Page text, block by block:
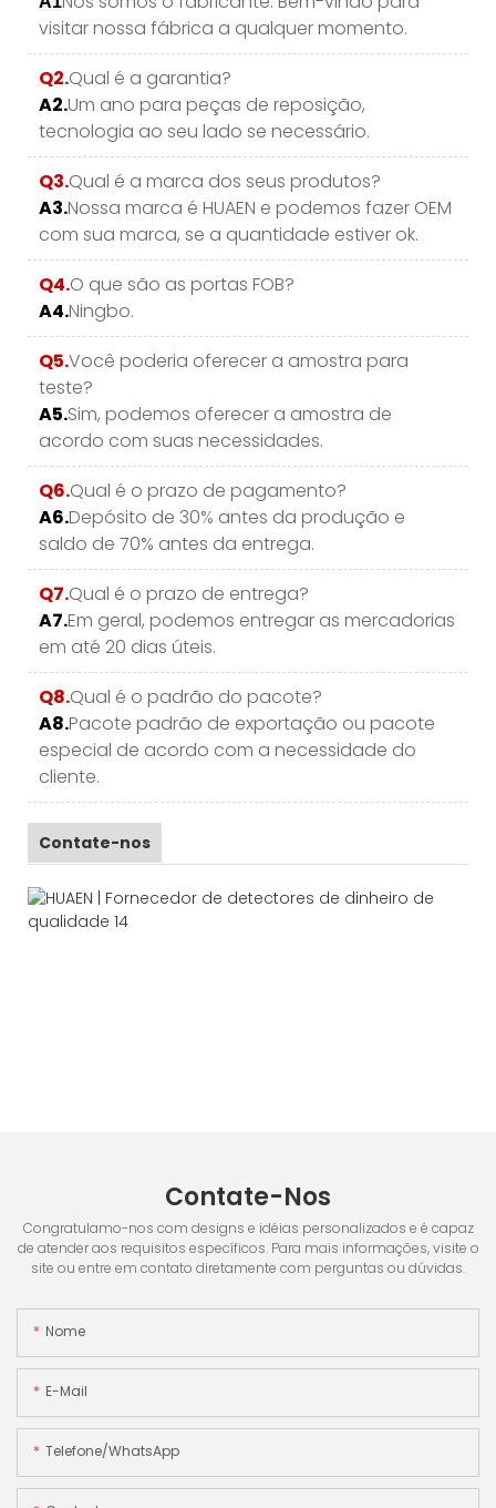
visitar nossa fábrica a qualquer momento.
Q2.Qual é a garantia?
A2.Um ano para peças de reposição,
tecnologia ao seu lado se necessário.
Q3.Qual é a marca dos seus produtos?
A3.Nossa marca é HUAEN e podemos fazer OEM
com sua marca, se a quantidade estiver ok.
Q4.O que são as portas FOB?
A4.Ningbo.
Q5.Você poderia oferecer a amostra para
teste?
A5.Sim, podemos oferecer a amostra de
acordo com suas necessidades.
Q6.Qual é o prazo de pagamento?
A6.Depósito de 30% antes da produção e
saldo de 70% antes da entrega.
Q7.Qual é o prazo de entrega?
A7.Em geral, podemos entregar as mercadorias
em até 20 dias úteis.
Q8.Qual é o padrão do pacote?
A8.Pacote padrão de exportação ou pacote
especial de acordo com a necessidade do
cliente.
Contate-nos
Contate-Nos
Congratulamo-nos com designs e idéias personalizados e é capaz
de atender aos requisitos específicos. Para mais informações, visite o
site ou entre em contato diretamente com perguntas ou dúvidas.
Nome
E-Mail
Telefone/WhatsApp